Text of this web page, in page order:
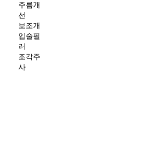
주름개
선
보조개
입술필
러
조각주
사